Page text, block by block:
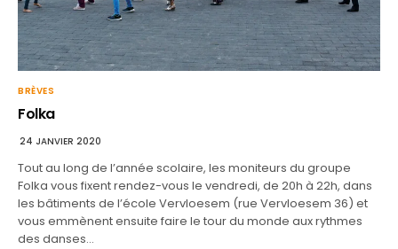
BRÈVES
Folka
24 JANVIER 2020
Tout au long de l’année scolaire, les moniteurs du groupe
Folka vous fixent rendez-vous le vendredi, de 20h à 22h, dans
les bâtiments de l’école Vervloesem (rue Vervloesem 36) et
vous emmènent ensuite faire le tour du monde aux rythmes
des danses…